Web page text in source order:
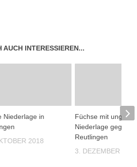
AUCH INTERESSIEREN...
Niederlage in
2018
Füchse mit
Niederlage gegen
Reutlingen
3. DEZEMBER